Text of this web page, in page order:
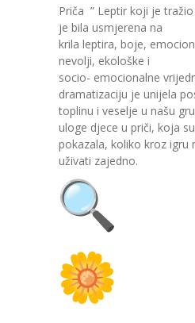
-- Galerija
-- Dokumenti
-- COVID-19 Procedure
-- Javne nabavke
---- Plan javnih nabavki
---- Osnovni elementi
---- Odluke o izboru i
-- Konkursi
Edukacije
Priča ” Leptir koji je
je bila usmjerena na
krila leptira, boje,
nevolji, ekološke i
socio- emocionalne
dramatizaciju je unijela
toplinu i veselje u našu
uloge djece u priči, koja su
pokazala, koliko kroz igru
uživati zajedno.